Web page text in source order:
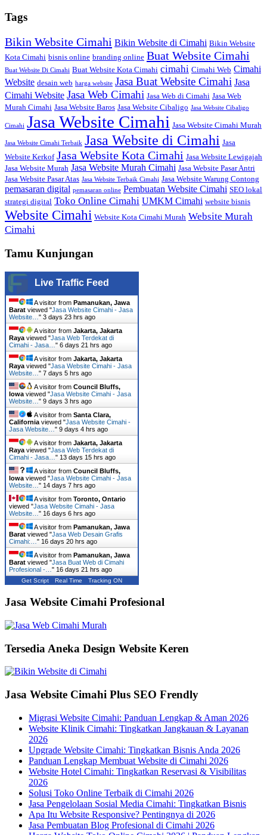
Tags
Bikin Website Cimahi Bikin Website di Cimahi Bikin Website
Kota Cimahi bisnis online branding online Buat Website Cimahi
Buat Website Di Cimahi Buat Website Kota Cimahi cimahi Cimahi Web Cimahi
Website desain web harga website Jasa Buat Website Cimahi Jasa
Cimahi Website Jasa Web Cimahi Jasa Web di Cimahi Jasa Web
Murah Cimahi Jasa Website Baros Jasa Website Cibaligo Jasa Website Cibaligo
Cimahi Jasa Website Cimahi Jasa Website Cimahi Murah
Jasa Website Cimahi Terbaik Jasa Website di Cimahi Jasa
Website Kerkof Jasa Website Kota Cimahi Jasa Website Lewigajah
Jasa Website Murah Jasa Website Murah Cimahi Jasa Website Pasar Antri
Jasa Website Pasar Atas Jasa Website Terbaik Cimahi Jasa Website Warung Contong
pemasaran digital pemasaran online Pembuatan Website Cimahi SEO lokal
strategi digital Toko Online Cimahi UMKM Cimahi website bisnis
Website Cimahi Website Kota Cimahi Murah Website Murah
Cimahi
Tamu Kunjungan
Live Traffic Feed
A visitor from Pamanukan, Jawa
Barat viewed "Jasa Website Cimahi - Jasa
Website… " 3 days 23 hrs ago
A visitor from Jakarta, Jakarta
Raya viewed "Jasa Web Terdekat di
Cimahi - Jasa… " 6 days 21 hrs ago
A visitor from Jakarta, Jakarta
Raya viewed "Jasa Website Cimahi - Jasa
Website… " 7 days 5 hrs ago
A visitor from Council Bluffs,
Iowa viewed "Jasa Website Cimahi - Jasa
Website… " 9 days 3 hrs ago
A visitor from Santa Clara,
California viewed "Jasa Website Cimahi -
Jasa Website… " 9 days 4 hrs ago
A visitor from Jakarta, Jakarta
Raya viewed "Jasa Web Terdekat di
Cimahi - Jasa… " 13 days 15 hrs ago
A visitor from Council Bluffs,
Iowa viewed "Jasa Website Cimahi - Jasa
Website… " 14 days 7 hrs ago
A visitor from Toronto, Ontario
viewed "Jasa Website Cimahi - Jasa
Website… " 16 days 6 hrs ago
A visitor from Pamanukan, Jawa
Barat viewed "Jasa Web Desain Grafis
Cimahi:… " 16 days 20 hrs ago
A visitor from Pamanukan, Jawa
Barat viewed "Jasa Buat Web di Cimahi
Profesional -… " 16 days 21 hrs ago
Get Script Real Time Tracking ON
Jasa Website Cimahi Profesional
Tersedia Aneka Design Website Keren
Jasa Website Cimahi Plus SEO Frendly
Migrasi Website Cimahi: Panduan Lengkap & Aman 2026
Website Klinik Cimahi: Tingkatkan Jangkauan & Layanan
2026
Upgrade Website Cimahi: Tingkatkan Bisnis Anda 2026
Panduan Lengkap Membuat Website di Cimahi 2026
Website Hotel Cimahi: Tingkatkan Reservasi & Visibilitas
2026
Solusi Toko Online Terbaik di Cimahi 2026
Jasa Pengelolaan Sosial Media Cimahi: Tingkatkan Bisnis
Apa Itu Website Responsive? Pentingnya di 2026
Jasa Pembuatan Blog Profesional di Cimahi 2026